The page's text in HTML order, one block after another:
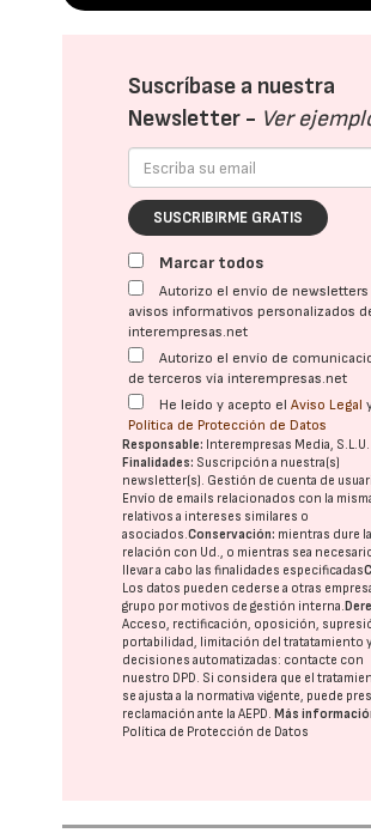
Suscríbase a nuestra
Newsletter - Ver
SUSCRIBIRME GRATIS
Marcar todos
Autorizo el envío de newsletters
avisos informativos personalizados
interempresas.net
Autorizo el envío de
de terceros vía interempresas.net
He leído y acepto elAviso Legal
Política de Protección de Datos
Responsable: Interempresas Media, S.L.U.
Finalidades: Suscripción a nuestra(s)
newsletter(s). Gestión de cuenta de
Envío de emails relacionados con la
relativos a intereses similares o
asociados.Conservación: mientras dure la
relación con Ud., o mientras sea
llevar a cabo las finalidades especificadas
Los datos pueden cederse a otras
grupo por motivos de gestión interna.
Acceso, rectificación, oposición,
portabilidad, limitación del tratatamiento y
decisiones automatizadas: contacte con
nuestro DPD. Si considera que el
se ajusta a la normativa vigente, puede
reclamación ante laAEPD. Más
Política de Protección de Datos